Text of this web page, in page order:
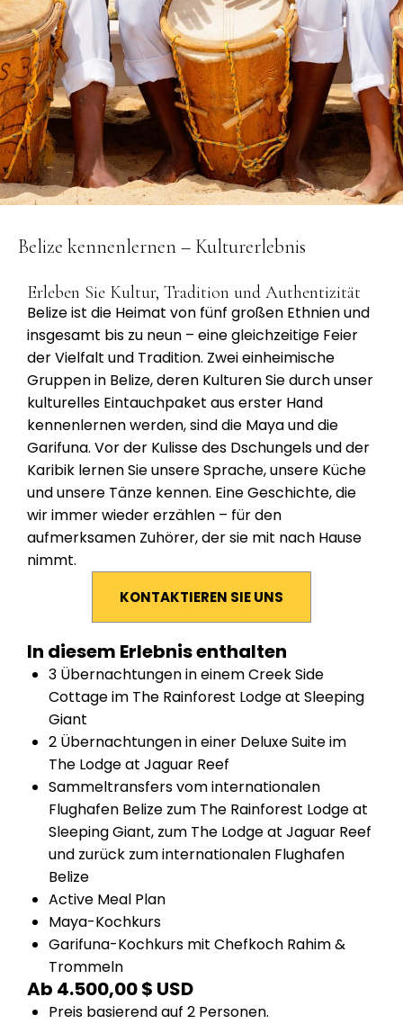
Belize kennenlernen – Kulturerlebnis
Erleben Sie Kultur, Tradition und Authentizität
Belize ist die Heimat von fünf großen Ethnien und
insgesamt bis zu neun – eine gleichzeitige Feier
der Vielfalt und Tradition. Zwei einheimische
Gruppen in Belize, deren Kulturen Sie durch unser
kulturelles Eintauchpaket aus erster Hand
kennenlernen werden, sind die Maya und die
Garifuna. Vor der Kulisse des Dschungels und der
Karibik lernen Sie unsere Sprache, unsere Küche
und unsere Tänze kennen. Eine Geschichte, die
wir immer wieder erzählen – für den
aufmerksamen Zuhörer, der sie mit nach Hause
nimmt.
KONTAKTIEREN SIE UNS
In diesem Erlebnis enthalten
3 Übernachtungen in einemCreek Side
Cottageim The Rainforest Lodge at Sleeping
Giant
2 Übernachtungen in einer Deluxe Suiteim
The Lodge at Jaguar Reef
Sammeltransfers vom internationalen
Flughafen Belize zum The Rainforest Lodge at
Sleeping Giant, zum The Lodge at Jaguar Reef
und zurück zum internationalen Flughafen
Belize
Active Meal Plan
Maya-Kochkurs
Garifuna-Kochkurs mit Chefkoch Rahim &
Trommeln
Ab 4.500,00 $ USD
Preis basierend auf 2 Personen.